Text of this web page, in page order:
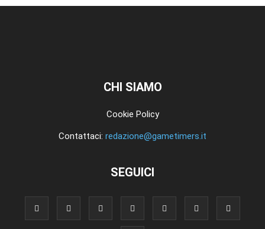
CHI SIAMO
Cookie Policy
Contattaci: redazione@gametimers.it
SEGUICI